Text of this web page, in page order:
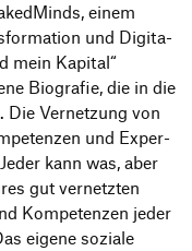
einem
und Digi­ta­
mein Kapital“
Biografie, die in die
Vernet­zung von
und Exper­
Jeder kann was, aber
gut vernetzten
Kompe­tenzen jeder
eigene soziale